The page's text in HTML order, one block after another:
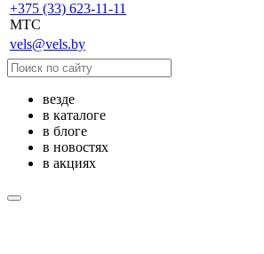
+375 (33) 623-11-11
MTC
vels@vels.by
везде
в каталоге
в блоге
в новостях
в акциях